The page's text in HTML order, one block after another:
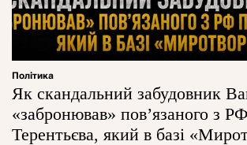
Політика
Як скандальний забудовник
«забронював» повʼязаного з
Терентьєва, який в базі